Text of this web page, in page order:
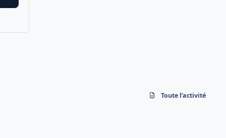
Toute l’activité